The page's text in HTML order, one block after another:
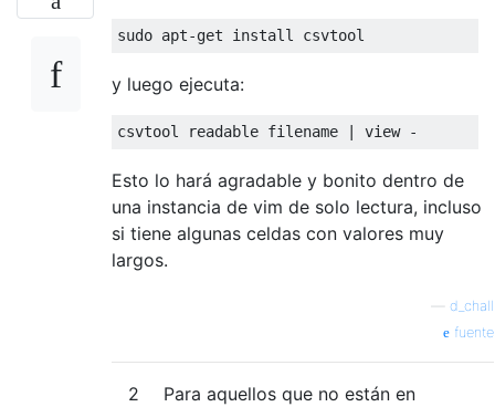
y luego ejecuta:
Esto lo hará agradable y bonito dentro de
una instancia de vim de solo lectura, incluso
si tiene algunas celdas con valores muy
largos.
d_chall
fuente
2 Para aquellos que no están en